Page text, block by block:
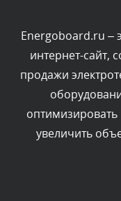
Комментарий
Текст
администратором.
Комментарий
Текст
Energoboard.ru –
интернет-сайт,
продажи
увеличить